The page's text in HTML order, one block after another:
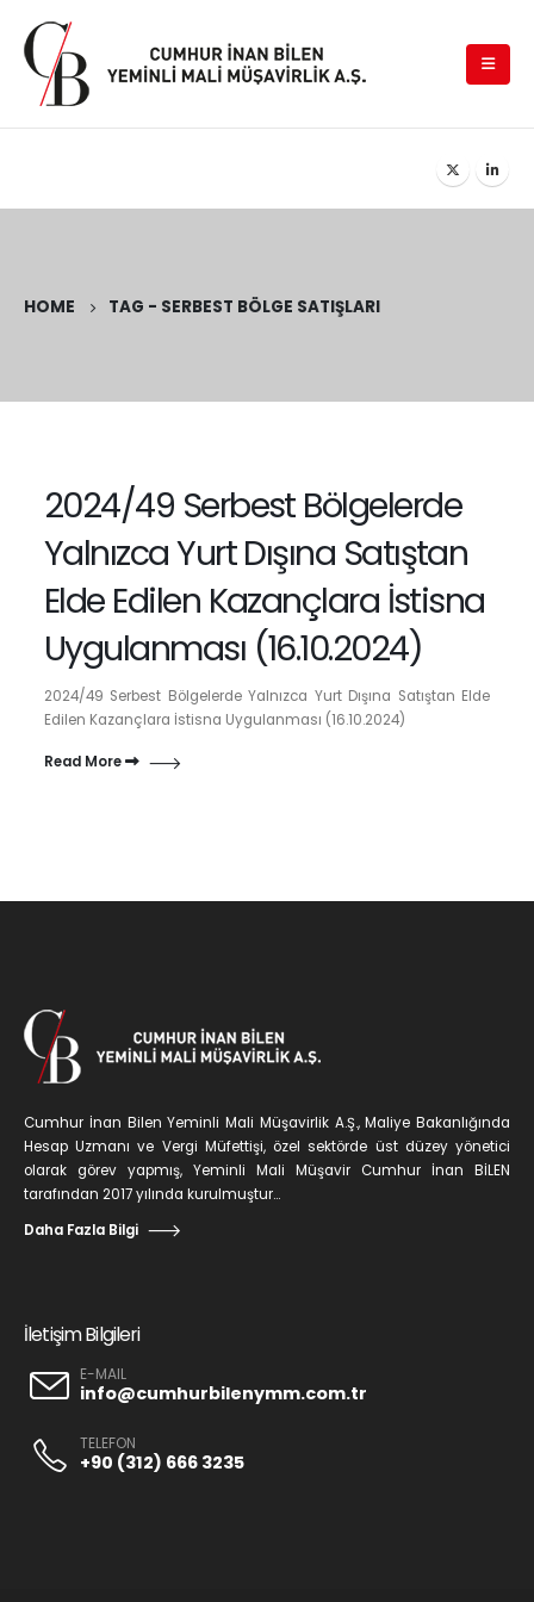
HOME TAG - SERBEST BÖLGE SATIŞLARI
2024/49 Serbest Bölgelerde
Yalnızca Yurt Dışına Satıştan
Elde Edilen Kazançlara İstisna
Uygulanması (16.10.2024)
2024/49 Serbest Bölgelerde Yalnızca Yurt Dışına Satıştan Elde
Edilen Kazançlara İstisna Uygulanması (16.10.2024)
Read More
Cumhur İnan Bilen Yeminli Mali Müşavirlik A.Ş., Maliye Bakanlığında
Hesap Uzmanı ve Vergi Müfettişi, özel sektörde üst düzey yönetici
olarak görev yapmış, Yeminli Mali Müşavir Cumhur İnan BİLEN
tarafından 2017 yılında kurulmuştur...
Daha Fazla Bilgi
İletişim Bilgileri
E-MAIL
info@cumhurbilenymm.com.tr
TELEFON
+90 (312) 666 3235